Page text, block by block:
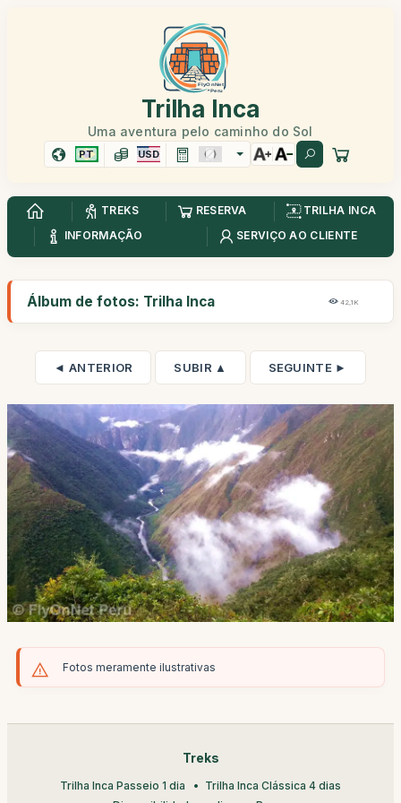
Trilha Inca
Uma aventura pelo caminho do Sol
PT USD
TREKS RESERVA
TRILHA INCA
INFORMAÇÃO
SERVIÇO AO CLIENTE
Álbum de fotos: Trilha Inca 42,1K
◄ ANTERIOR SUBIR ▲ SEGUINTE ►
Fotos meramente ilustrativas
Treks
Trilha Inca Passeio 1 dia
Trilha Inca Clássica 4 dias